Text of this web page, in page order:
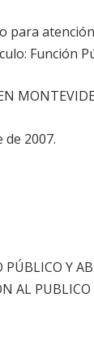
para
Función
2007.
Y
AL